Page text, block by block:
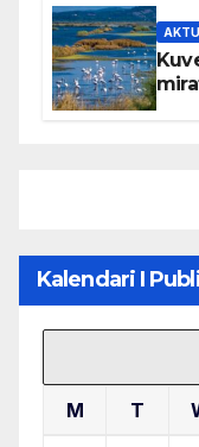
Kalendari I
M T